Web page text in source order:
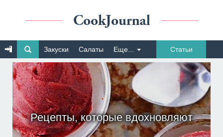
Закуски Салаты Еще... Статьи
Рецепты, которые вдохновляют